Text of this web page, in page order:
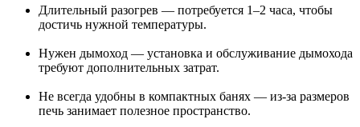
Длительный разогрев — потребуется 1–2 часа, чтобы
достичь нужной температуры.
Нужен дымоход — установка и обслуживание дымохода
требуют дополнительных затрат.
Не всегда удобны в компактных банях — из-за размеров
печь занимает полезное пространство.